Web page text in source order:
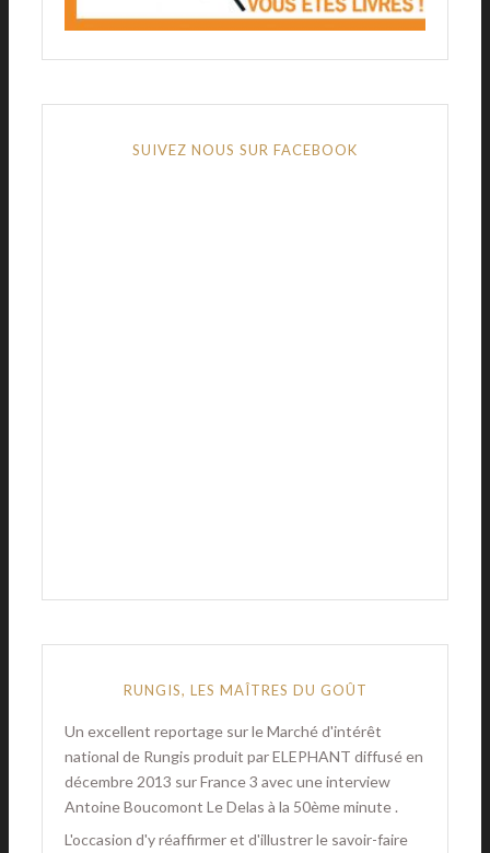
SUIVEZ NOUS SUR FACEBOOK
RUNGIS, LES MAÎTRES DU GOÛT
Un excellent reportage sur le Marché d'intérêt
national de Rungis produit par ELEPHANT diffusé en
décembre 2013 sur France 3 avec une interview
Antoine Boucomont Le Delas à la 50ème minute .
L'occasion d'y réaffirmer et d'illustrer le savoir-faire